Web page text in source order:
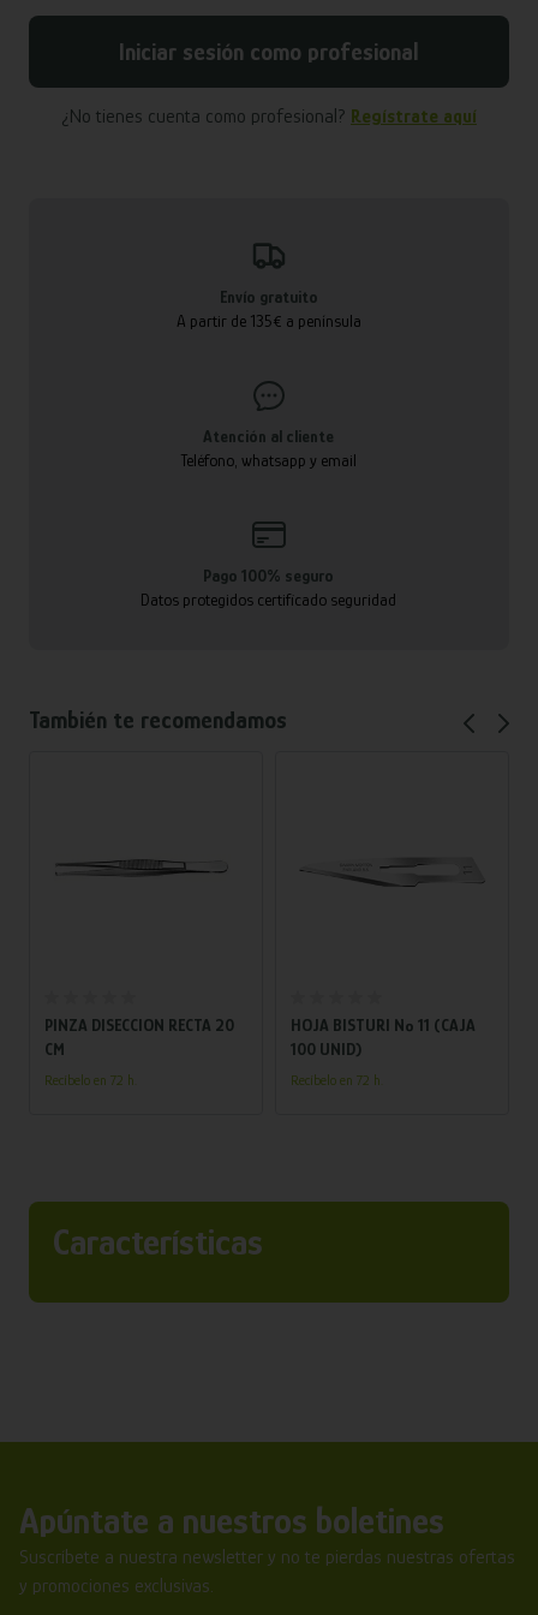
Iniciar sesión como profesional
¿No tienes cuenta como profesional? Regístrate aquí
Envío gratuito
A partir de 135€ a península
Atención al cliente
Teléfono, whatsapp y email
Pago 100% seguro
Datos protegidos certificado seguridad
También te recomendamos
PINZA DISECCION RECTA 20
CM
Recíbelo en 72 h.
HOJA BISTURI Nº 11 (CAJA
100 UNID)
Recíbelo en 72 h.
Características
Apúntate a nuestros boletines
Suscríbete a nuestra newsletter y no te pierdas nuestras ofertas
y promociones exclusivas.